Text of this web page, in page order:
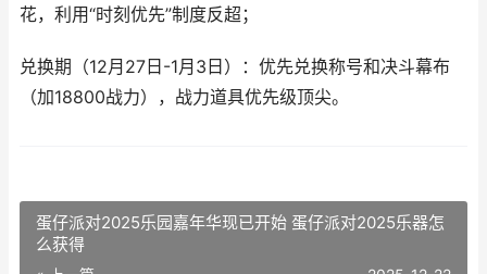
花，利用“时刻优先”制度反超；
兑换期（12月27日-1月3日）：优先兑换称号和决斗幕布
（加18800战力），战力道具优先级顶尖。
蛋仔派对2025乐园嘉年华现已开始 蛋仔派对2025乐器怎
么获得